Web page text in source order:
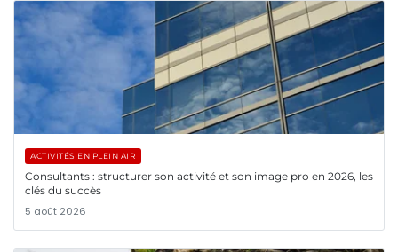
ACTIVITÉS EN PLEIN AIR
Consultants : structurer son activité et son image pro en 2026, les
clés du succès
5 août 2026